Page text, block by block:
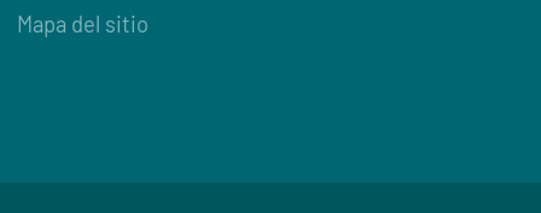
Mapa del sitio